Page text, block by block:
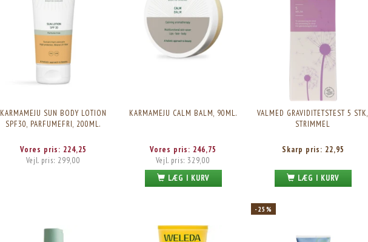
KARMAMEJU SUN BODY LOTION
SPF30, PARFUMEFRI, 200ML.
Vores pris: 224,25
Vejl. pris: 299,00
KARMAMEJU CALM BALM, 90ML.
Vores pris: 246,75
Vejl. pris:329,00
LÆG I KURV
VALMED GRAVIDITETSTEST 5 STK,
STRIMMEL
Skarp pris: 22,95
LÆG I KURV
-25%